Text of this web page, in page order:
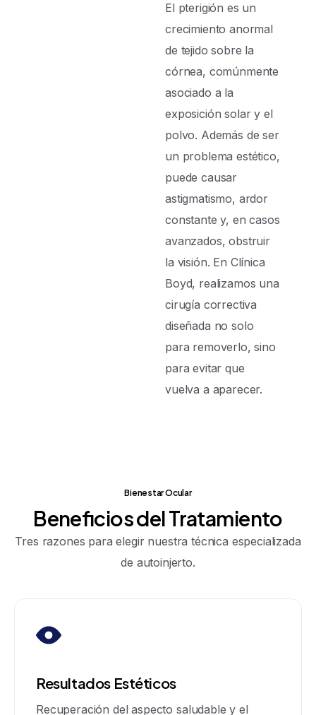
El pterigión es un
crecimiento anormal
de tejido sobre la
córnea, comúnmente
asociado a la
exposición solar y el
polvo. Además de ser
un problema estético,
puede causar
astigmatismo, ardor
constante y, en casos
avanzados, obstruir
la visión. En Clínica
Boyd, realizamos una
cirugía correctiva
diseñada no solo
para removerlo, sino
para evitar que
vuelva a aparecer.
Bienestar Ocular
BeneficiosdelTratamiento
Tres razones para elegir nuestra técnica especializada
de autoinjerto.
Resultados Estéticos
Recuperación del aspecto saludable y el